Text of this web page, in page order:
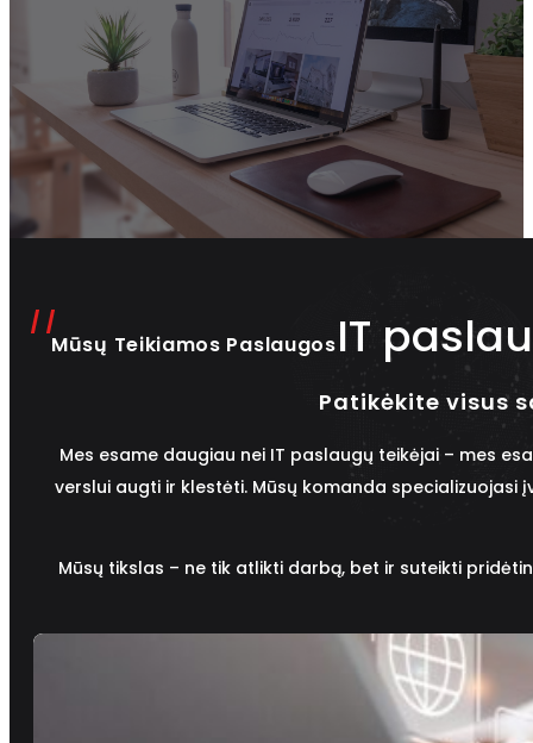
Mūsų Teikiamos PaslaugosIT
Patikėkite visus
Mes esame daugiau nei IT paslaugų teikėjai – mes
verslui augti ir klestėti. Mūsų komanda specializuojasi
Mūsų tikslas – ne tik atlikti darbą, bet ir suteikti